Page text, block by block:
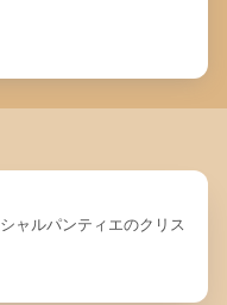
ャルパンティエのクリス